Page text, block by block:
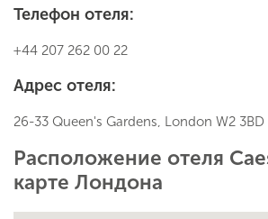
Телефон отеля:
+44 207 262 00 22
Адрес отеля:
26-33 Queen's Gardens, London W2 3BD
Расположение отеля
карте Лондона